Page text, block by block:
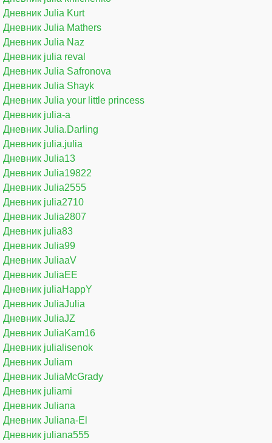
Дневник Julia Kurt
Дневник Julia Mathers
Дневник Julia Naz
Дневник julia reval
Дневник Julia Safronova
Дневник Julia Shayk
Дневник Julia your little princess
Дневник julia-a
Дневник Julia.Darling
Дневник julia.julia
Дневник Julia13
Дневник Julia19822
Дневник Julia2555
Дневник julia2710
Дневник Julia2807
Дневник julia83
Дневник Julia99
Дневник JuliaaV
Дневник JuliaEE
Дневник juliaHappY
Дневник JuliaJulia
Дневник JuliaJZ
Дневник JuliaKam16
Дневник julialisenok
Дневник Juliam
Дневник JuliaMcGrady
Дневник juliami
Дневник Juliana
Дневник Juliana-El
Дневник juliana555